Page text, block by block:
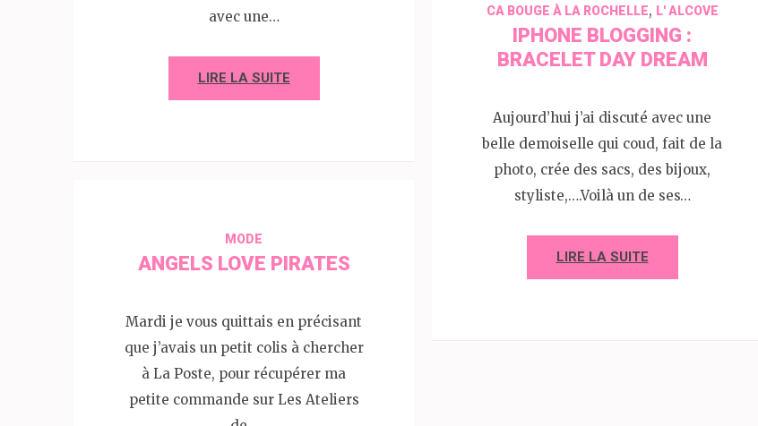
avec une…
LIRE LA SUITE
CA BOUGE À LA ROCHELLE, L' ALCOVE
IPHONE BLOGGING :
BRACELET DAY DREAM
Aujourd’hui j’ai discuté avec une
belle demoiselle qui coud, fait de la
photo, crée des sacs, des bijoux,
styliste,….Voilà un de ses…
LIRE LA SUITE
MODE
ANGELS LOVE PIRATES
Mardi je vous quittais en précisant
que j’avais un petit colis à chercher
à La Poste, pour récupérer ma
petite commande sur Les Ateliers